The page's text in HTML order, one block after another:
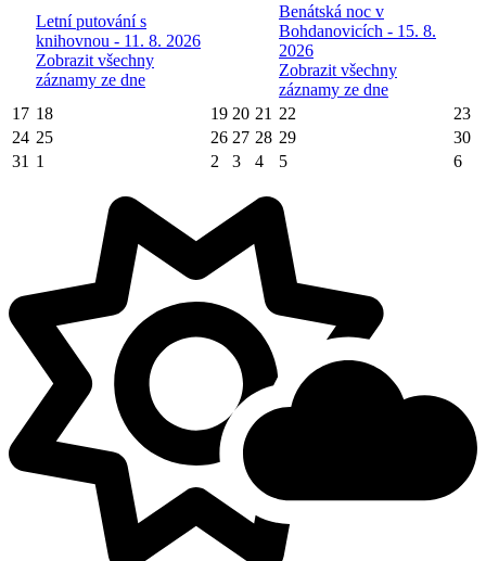
Letní putování s
knihovnou - 11. 8. 2026
Zobrazit všechny
záznamy ze dne
Benátská noc v
Bohdanovicích - 15. 8.
2026
Zobrazit všechny
záznamy ze dne
17 18 19 20 21 22
23
24 25 26 27 28 29
30
31 1 2 3 4 5 6